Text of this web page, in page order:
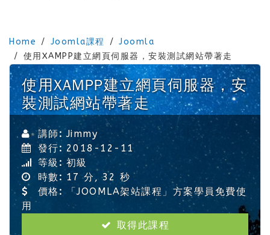
Home Joomla課程
Joomla
使用XAMPP建立網頁伺服器，安裝測試網站帶著走
使用XAMPP建立網頁伺服器，安
裝測試網站帶著走
講師: Jimmy
發行: 2018-12-11
等級:初級
時數: 17 分, 32 秒
價格: 「JOOMLA架站課程」方案學員免費使
用
取得此課程